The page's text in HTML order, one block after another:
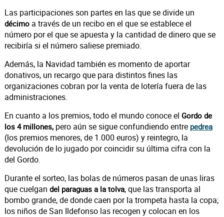
Las participaciones son partes en las que se divide un
décimoa través de un recibo en el que se establece el
número por el que se apuesta y la cantidad de dinero que se
recibiría si el número saliese premiado.
Además, la Navidad también es momento de aportar
donativos, un recargo que para distintos fines las
organizaciones cobran por la venta de lotería fuera de las
administraciones.
En cuanto a los premios, todo el mundo conoce el Gordo de
los 4 millones,pero aún se sigue confundiendo entre pedrea
(los premios menores, de 1.000 euros) y reintegro, la
devolución de lo jugado por coincidir su última cifra con la
del Gordo.
Durante el sorteo, las bolas de números pasan de unas liras
que cuelgan del paraguas a la tolva, que las transporta al
bombo grande, de donde caen por la trompeta hasta la copa;
los niños de San Ildefonso las recogen y colocan en los